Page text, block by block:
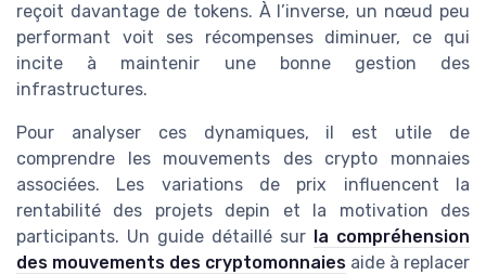
reçoit davantage de tokens. À l’inverse, un nœud peu
performant voit ses récompenses diminuer, ce qui
incite à maintenir une bonne gestion des
infrastructures.
Pour analyser ces dynamiques, il est utile de
comprendre les mouvements des crypto monnaies
associées. Les variations de prix influencent la
rentabilité des projets depin et la motivation des
participants. Un guide détaillé sur
la compréhension
des mouvements des cryptomonnaies aide à replacer